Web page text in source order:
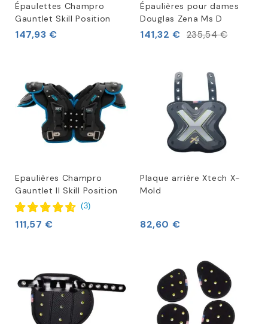
Épaulettes Champro
Gauntlet Skill Position
147,93 €
Épaulières pour dames
Douglas Zena Ms D
141,32 € 235,54 €
Epaulières Champro
Gauntlet II Skill Position
(3)
111,57 €
Plaque arrière Xtech X-
Mold
82,60 €